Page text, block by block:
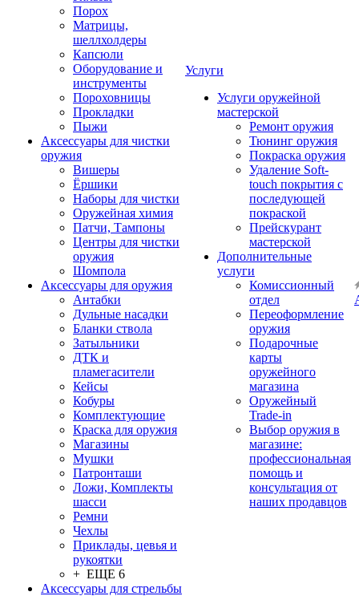
Порох
Матрицы,
шеллхолдеры
Капсюли
Оборудование и
инструменты
Пороховницы
Прокладки
Пыжи
Аксессуары для чистки
оружия
Вишеры
Ёршики
Наборы для чистки
Оружейная химия
Патчи, Тампоны
Центры для чистки
оружия
Шомпола
Аксессуары для оружия
Антабки
Дульные насадки
Бланки ствола
Затыльники
ДТК и
пламегасители
Кейсы
Кобуры
Комплектующие
Краска для оружия
Магазины
Мушки
Патронташи
Ложи, Комплекты
шасси
Ремни
Чехлы
Приклады, цевья и
рукоятки
+ ЕЩЕ 6
Аксессуары для стрельбы
Услуги
Услуги оружейной
мастерской
Ремонт оружия
Тюнинг оружия
Покраска оружия
Удаление Soft-
touch покрытия с
последующей
покраской
Прейскурант
мастерской
Дополнительные
услуги
Комиссионный
отдел
Переоформление
оружия
Подарочные
карты
оружейного
магазина
Оружейный
Trade-in
Выбор оружия в
магазине:
профессиональная
помощь и
консультация от
наших продавцов